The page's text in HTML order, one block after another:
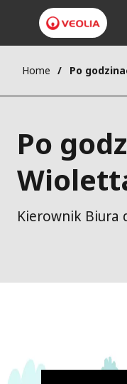
Home
Po
Kierownik Biura